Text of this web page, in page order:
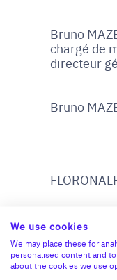
Bruno
chargé de
directeur
Bruno
We use cookies
We may place these for
personalised content and
about the cookies we use